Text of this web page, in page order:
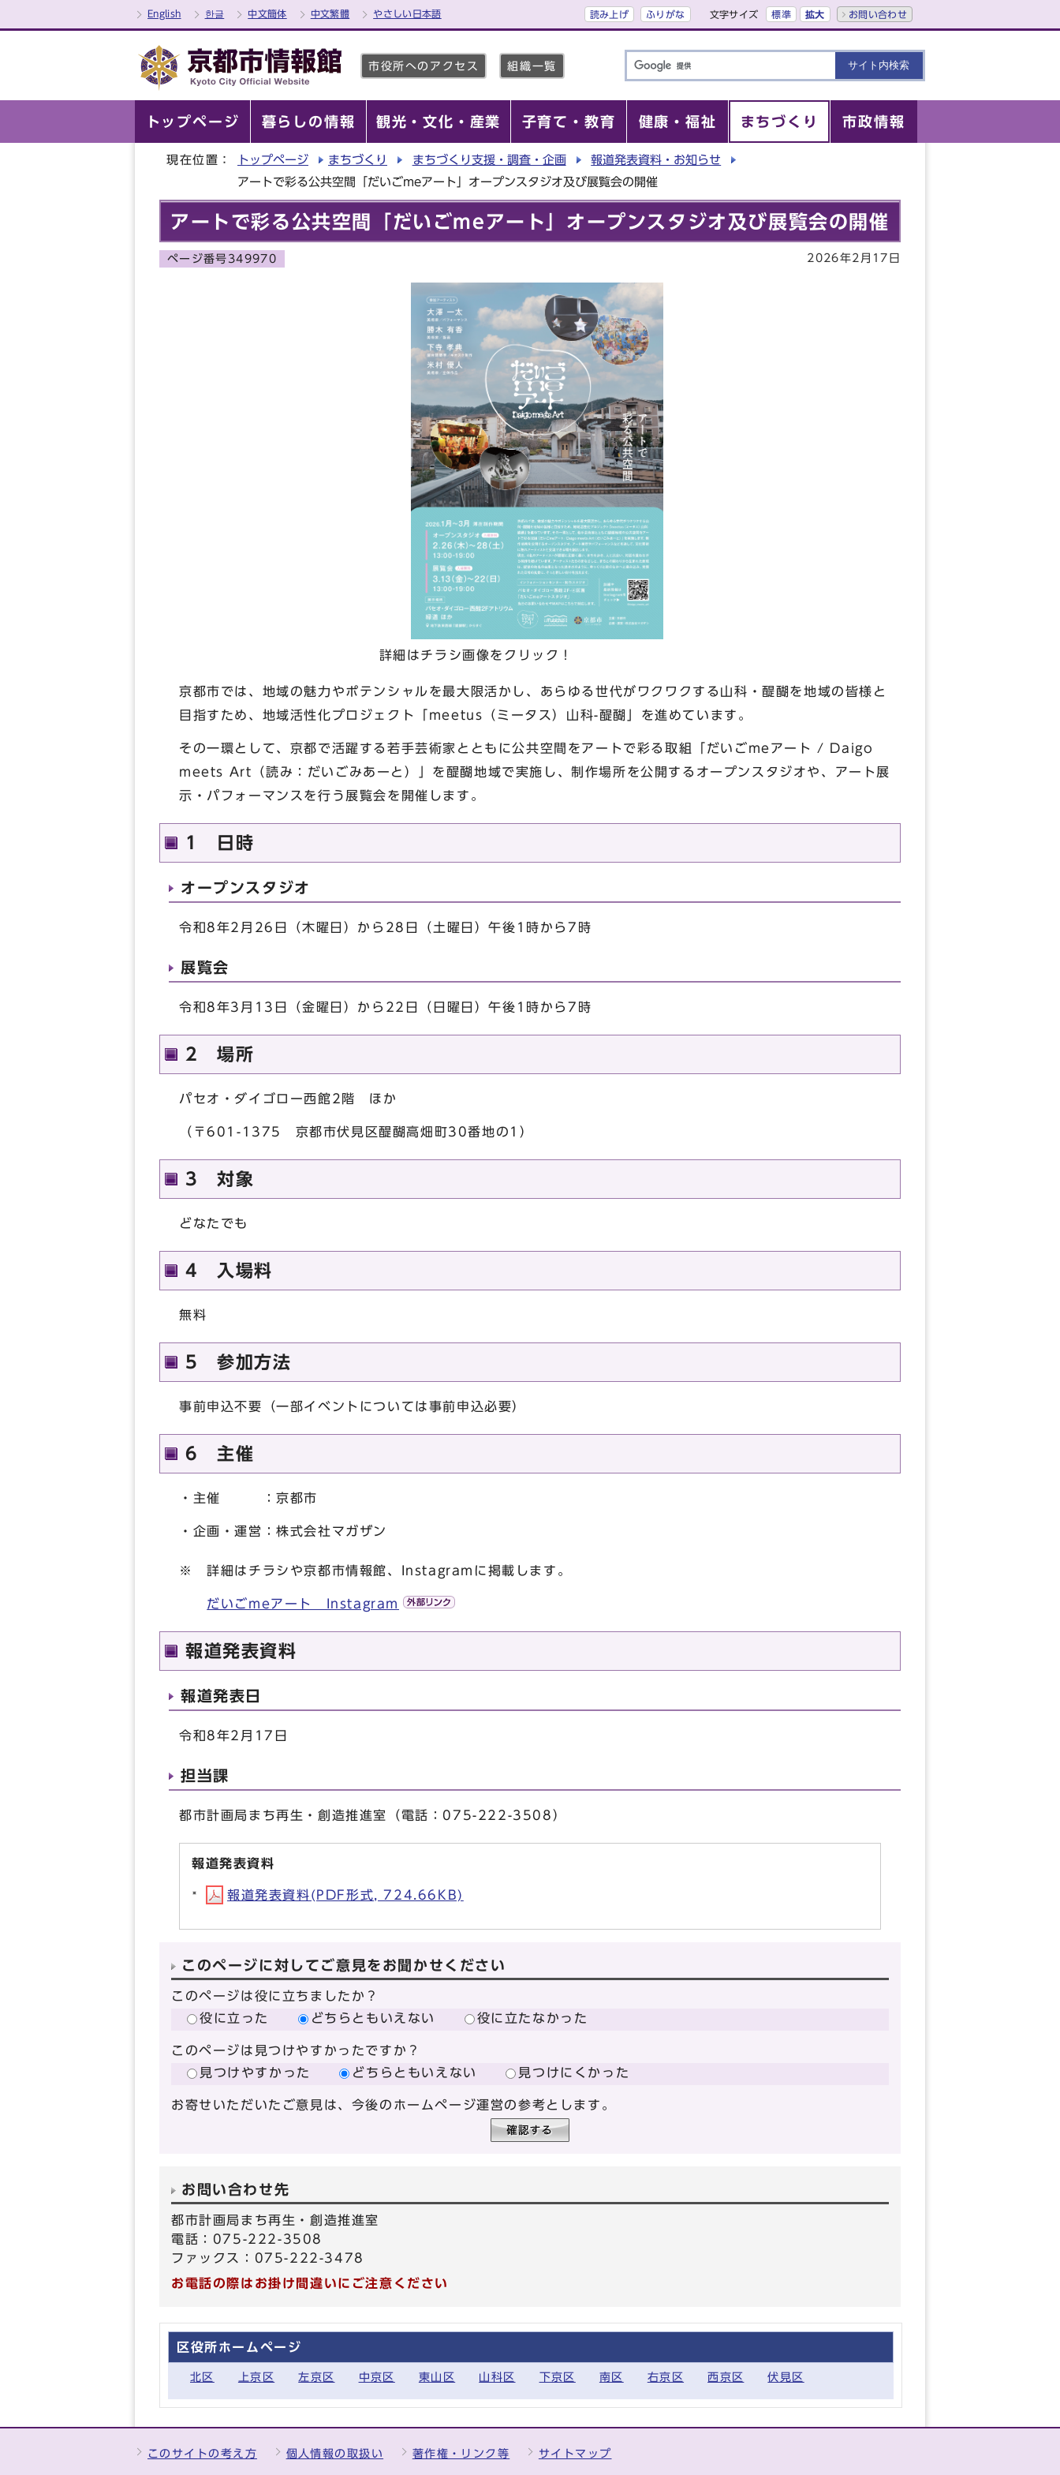
English 한글 中文簡体 中文繁體 やさしい日本語 読み上げ ふりがな 文字サイズ 標準 拡大 お問い合わせ
市役所へのアクセス 組織一覧
トップページ 暮らしの情報 観光・文化・産業 子育て・教育 健康・福祉 まちづくり 市政情報
現在位置： トップページ まちづくり まちづくり支援・調査・企画
報道発表資料・お知らせ
アートで彩る公共空間「だいごmeアート」オープンスタジオ及び展覧会の開催
アートで彩る公共空間「だいごmeアート」オープンスタジオ及び展覧会の開催
ページ番号349970 2026年2月17日
詳細はチラシ画像をクリック！
京都市では、地域の魅力やポテンシャルを最大限活かし、あらゆる世代がワクワクする山科・醍醐を地域の皆様と
目指すため、地域活性化プロジェクト「meetus（ミータス）山科-醍醐」を進めています。
その一環として、京都で活躍する若手芸術家とともに公共空間をアートで彩る取組「だいごmeアート / Daigo
meets Art（読み：だいごみあーと）」を醍醐地域で実施し、制作場所を公開するオープンスタジオや、アート展
示・パフォーマンスを行う展覧会を開催します。
1 日時
オープンスタジオ
令和8年2月26日（木曜日）から28日（土曜日）午後1時から7時
展覧会
令和8年3月13日（金曜日）から22日（日曜日）午後1時から7時
2 場所
パセオ・ダイゴロー西館2階 ほか
（〒601-1375 京都市伏見区醍醐高畑町30番地の1）
3 対象
どなたでも
4 入場料
無料
5 参加方法
事前申込不要（一部イベントについては事前申込必要）
6 主催
・主催 ：京都市
・企画・運営：株式会社マガザン
※ 詳細はチラシや京都市情報館、Instagramに掲載します。
だいごmeアート Instagram
報道発表資料
報道発表日
令和8年2月17日
担当課
都市計画局まち再生・創造推進室（電話：075-222-3508）
報道発表資料
報道発表資料(PDF形式, 724.66KB)
このページに対してご意見をお聞かせください
このページは役に立ちましたか？
役に立った
どちらともいえない 役に立たなかった
このページは見つけやすかったですか？
見つけやすかった
どちらともいえない 見つけにくかった
お寄せいただいたご意見は、今後のホームページ運営の参考とします。
お問い合わせ先
都市計画局まち再生・創造推進室
電話：075-222-3508
ファックス：075-222-3478
お電話の際はお掛け間違いにご注意ください
区役所ホームページ
北区 上京区 左京区 中京区 東山区 山科区 下京区 南区 右京区 西京区 伏見区
このサイトの考え方 個人情報の取扱い 著作権・リンク等 サイトマップ